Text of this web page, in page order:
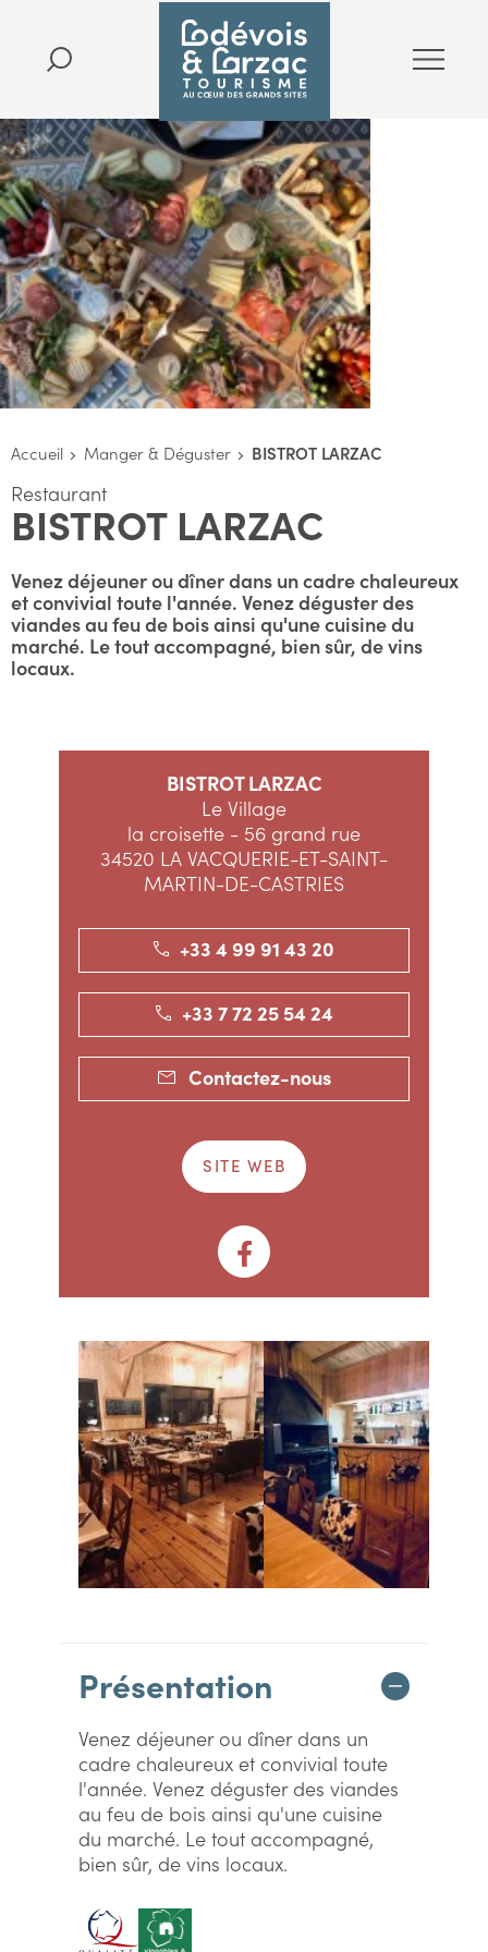
Accueil Manger & Déguster BISTROT LARZAC
Restaurant
BISTROT LARZAC
Venez déjeuner ou dîner dans un cadre chaleureux
et convivial toute l'année. Venez déguster des
viandes au feu de bois ainsi qu'une cuisine du
marché. Le tout accompagné, bien sûr, de vins
locaux.
BISTROT LARZAC
Le Village
la croisette - 56 grand rue
34520 LA VACQUERIE-ET-SAINT-
MARTIN-DE-CASTRIES
+33 4 99 91 43 20
+33 7 72 25 54 24
Contactez-nous
SITE WEB
Présentation
Venez déjeuner ou dîner dans un
cadre chaleureux et convivial toute
l'année. Venez déguster des viandes
au feu de bois ainsi qu'une cuisine
du marché. Le tout accompagné,
bien sûr, de vins locaux.